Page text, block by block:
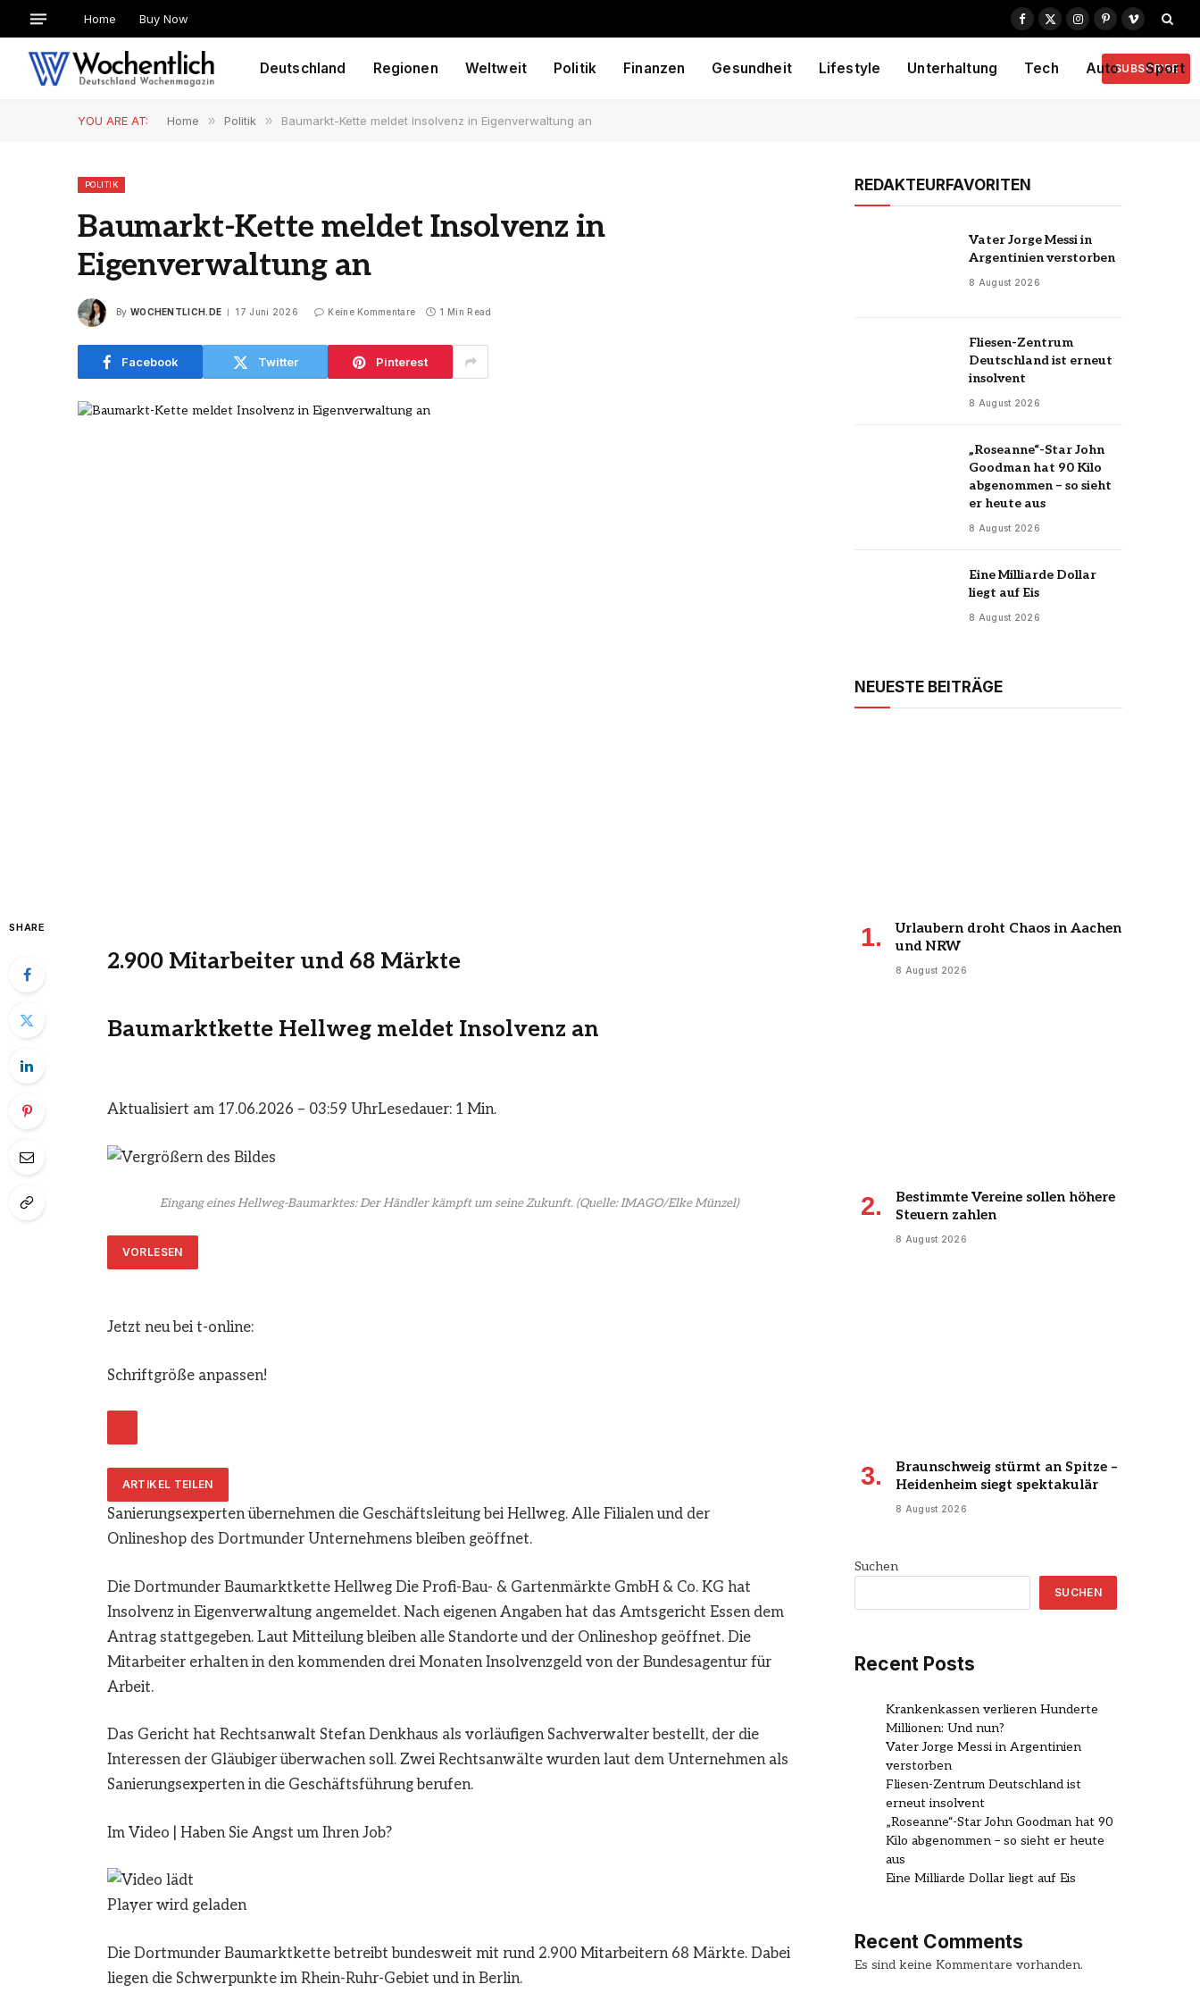
Home Buy Now
Facebook
X
Instagram
PinterestVimeo
Deutschland Regionen Weltweit Politik Finanzen Gesundheit Lifestyle Unterhaltung Tech Auto Sport
SUBSCRIBE
YOU ARE AT: Home » Politik » Baumarkt-Kette meldet Insolvenz in Eigenverwaltung an
POLITIK
Baumarkt-Kette meldet Insolvenz in
Eigenverwaltung an
By WOCHENTLICH.DE 17 Juni 2026 Keine Kommentare 1 Min Read
Facebook Twitter Pinterest
SHARE
2.900 Mitarbeiter und 68 Märkte
Baumarktkette Hellweg meldet Insolvenz an
Aktualisiert am 17.06.2026 – 03:59 UhrLesedauer: 1 Min.
Eingang eines Hellweg-Baumarktes: Der Händler kämpft um seine Zukunft.(Quelle: IMAGO/Elke Münzel)
VORLESEN
Jetzt neu bei t-online:
Schriftgröße anpassen!
ARTIKEL TEILEN
Sanierungsexperten übernehmen die Geschäftsleitung bei Hellweg. Alle Filialen und der
Onlineshop des Dortmunder Unternehmens bleiben geöffnet.
Die Dortmunder Baumarktkette Hellweg Die Profi-Bau- & Gartenmärkte GmbH & Co. KG hat
Insolvenz in Eigenverwaltung angemeldet. Nach eigenen Angaben hat das Amtsgericht Essen dem
Antrag stattgegeben. Laut Mitteilung bleiben alle Standorte und der Onlineshop geöffnet. Die
Mitarbeiter erhalten in den kommenden drei Monaten Insolvenzgeld von der Bundesagentur für
Arbeit.
Das Gericht hat Rechtsanwalt Stefan Denkhaus als vorläufigen Sachverwalter bestellt, der die
Interessen der Gläubiger überwachen soll. Zwei Rechtsanwälte wurden laut dem Unternehmen als
Sanierungsexperten in die Geschäftsführung berufen.
Im Video Haben Sie Angst um Ihren Job?
Player wird geladen
Die Dortmunder Baumarktkette betreibt bundesweit mit rund 2.900 Mitarbeitern 68 Märkte. Dabei
liegen die Schwerpunkte im Rhein-Ruhr-Gebiet und in Berlin.
REDAKTEURFAVORITEN
Vater Jorge Messi in
Argentinien verstorben
8 August 2026
Fliesen-Zentrum
Deutschland ist erneut
insolvent
8 August 2026
„Roseanne“-Star John
Goodman hat 90 Kilo
abgenommen – so sieht
er heute aus
8 August 2026
Eine Milliarde Dollar
liegt auf Eis
8 August 2026
NEUESTE BEITRÄGE
Urlaubern droht Chaos in Aachen
und NRW
8 August 2026
Bestimmte Vereine sollen höhere
Steuern zahlen
8 August 2026
Braunschweig stürmt an Spitze –
Heidenheim siegt spektakulär
8 August 2026
Suchen
SUCHEN
Recent Posts
Krankenkassen verlieren Hunderte
Millionen: Und nun?
Vater Jorge Messi in Argentinien
verstorben
Fliesen-Zentrum Deutschland ist
erneut insolvent
„Roseanne“-Star John Goodman hat 90
Kilo abgenommen – so sieht er heute
aus
Eine Milliarde Dollar liegt auf Eis
Recent Comments
Es sind keine Kommentare vorhanden.